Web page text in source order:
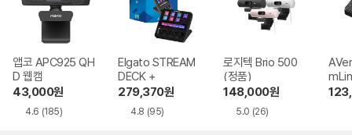
앱코 APC925 QH
D 웹캠
43,000원
4.6 (185)
Elgato STREAM
DECK +
279,370원
4.8 (95)
로지텍 Brio 500
(정품)
148,000원
5.0 (26)
11G2